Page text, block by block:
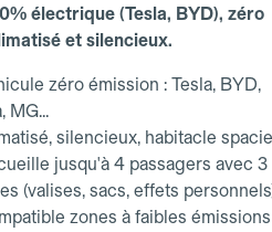
électrique (Tesla, BYD), zéro
et silencieux.
zéro émission : Tesla, BYD,
MG...
silencieux, habitacle
jusqu'à 4 passagers avec 3
(valises, sacs, effets
zones à faibles émissions